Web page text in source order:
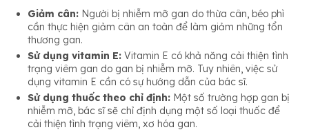
Giảm cân: Người bị nhiễm mỡ gan do thừa cân, béo phì
cần thực hiện giảm cân an toàn để làm giảm những tổn
thương gan.
Sử dụng vitamin E: Vitamin E có khả năng cải thiện tình
trạng viêm gan do gan bị nhiễm mỡ. Tuy nhiên, việc sử
dụng vitamin E cần có sự hướng dẫn của bác sĩ.
Sử dụng thuốc theo chỉ định: Một số trường hợp gan bị
nhiễm mỡ, bác sĩ sẽ chỉ định dụng một số loại thuốc để
cải thiện tình trạng viêm, xơ hóa gan.